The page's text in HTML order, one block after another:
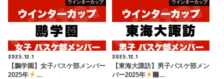
ウインターカップ
2025.12.1
【鵬学園】女子バスケ部メンバー
2025年
…
ウインターカップ
2025.12.1
【東海大諏訪】男子バスケ部メン
バー2025年
࿠…